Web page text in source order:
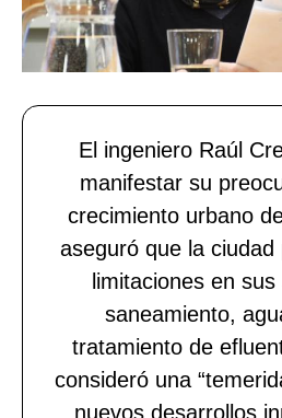
El ingeniero Raúl
manifestar su
crecimiento urbano
aseguró que la
limitaciones en
saneamiento,
tratamiento de
consideró una
nuevos desarrollos